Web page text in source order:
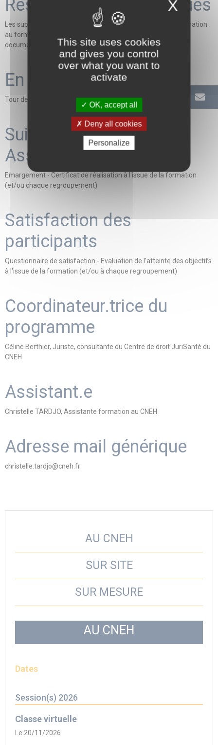
Ressources pédagogiques
Les supports et outils sont remis à l'apprenant durant la formation
au format papier et/ou numérique via une plateforme
documentaire
En début de formation
Tour de table, recueil des attentes des participants
Suivi de l'exécution /
Assiduité
Emargement - Certificat de réalisation à l'issue de la formation
(et/ou chaque regroupement)
Satisfaction des
participants
Questionnaire de satisfaction - Evaluation de l'atteinte des objectifs
à l'issue de la formation (et/ou à chaque regroupement)
Coordinateur.trice du
programme
Céline Berthier, Juriste, consultante du Centre de droit JuriSanté du
CNEH
Assistant.e
Christelle TARDJO, Assistante formation au CNEH
Adresse mail générique
christelle.tardjo@cneh.fr
AU CNEH
SUR SITE
SUR MESURE
AU CNEH
Dates
Session(s) 2026
Classe virtuelle
Le 20/11/2026
X
This site uses cookies
and gives you control
over what you want to
activate
OK, accept all
Deny all cookies
Personalize